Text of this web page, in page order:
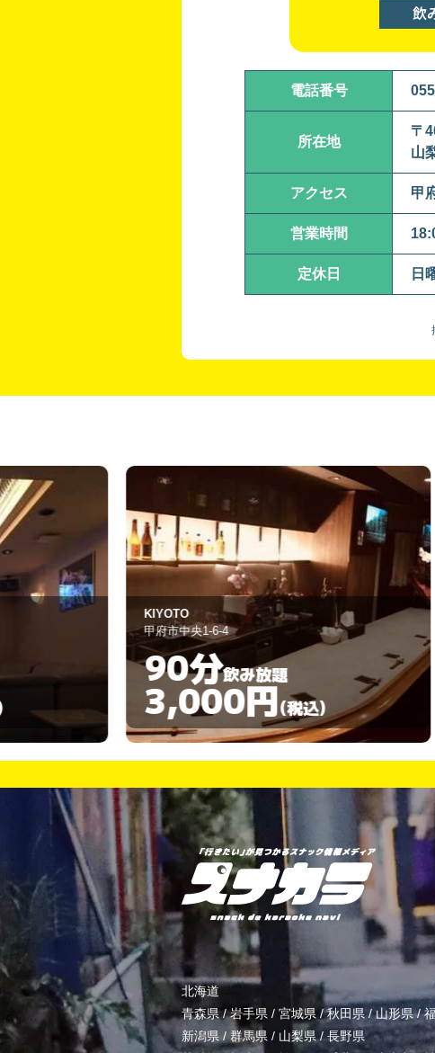
飲
電話番号
所在地
〒
山
アクセス 甲
営業時間
定休日 日
すなっく さき
甲府市中央1-18-2
120分飲み放題
3,000円(税込)
北海道
青森県/岩手県 / 宮城県 /秋田県 /山形県/
新潟県 / 群馬県 / 山梨県/長野県